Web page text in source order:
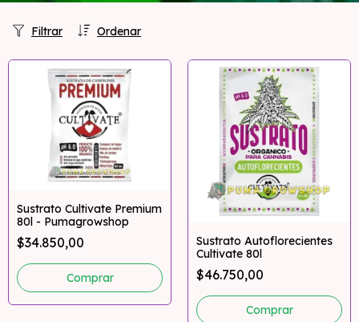
Ordenar
Filtrar
Sustrato Cultivate Premium
80l - Pumagrowshop
$34.850,00
Sustrato Autoflorecientes
Cultivate 80l
$46.750,00